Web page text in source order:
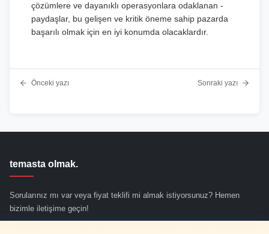
çözümlere ve dayanıklı operasyonlara odaklanan -
paydaşlar, bu gelişen ve kritik öneme sahip pazarda
başarılı olmak için en iyi konumda olacaklardır.
Önceki yazı Sonraki yazı
temasta olmak.
Sorularınız mı var veya fiyat teklifi mi almak istiyorsunuz? Hemen
bizimle iletişime geçin!